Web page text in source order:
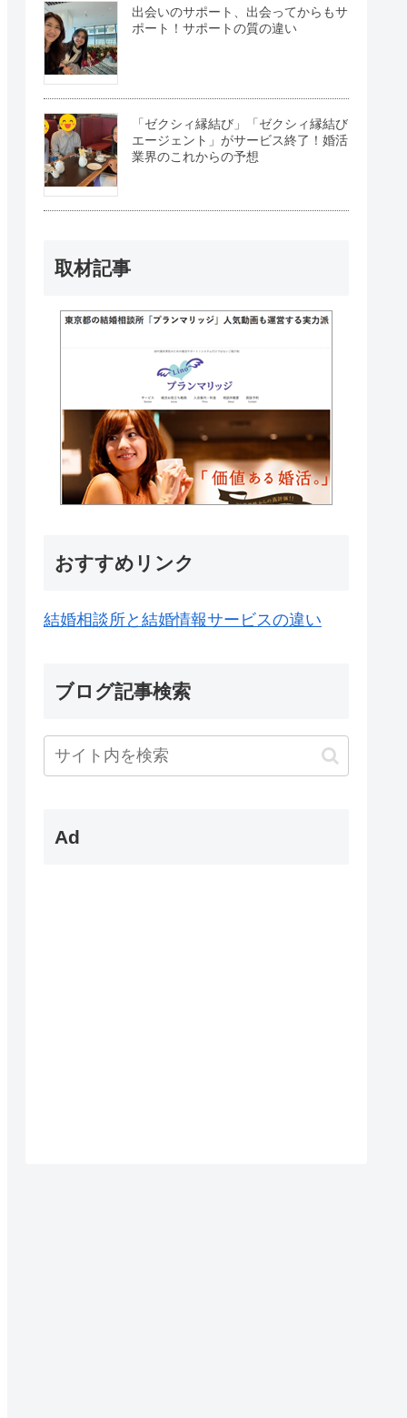
出会いのサポート、出会ってからもサ
ポート！サポートの質の違い
「ゼクシィ縁結び」「ゼクシィ縁結び
エージェント」がサービス終了！婚活
業界のこれからの予想
取材記事
おすすめリンク
結婚相談所と結婚情報サービスの違い
ブログ記事検索
Ad